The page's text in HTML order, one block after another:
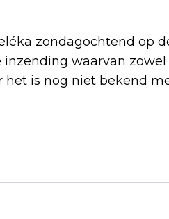
zondagochtend op
inzending waarvan
het is nog niet bekend
MET